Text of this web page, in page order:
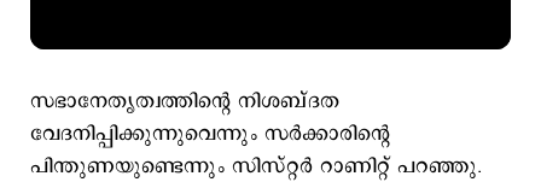
സഭാനേതൃത്വത്തിന്‍റെ നിശബ്ദത
വേദനിപ്പിക്കുന്നുവെന്നും സര്‍ക്കാരിന്‍റെ
പിന്തുണയുണ്ടെന്നും സിസ്റ്റര്‍ റാണിറ്റ് പറഞ്ഞു.